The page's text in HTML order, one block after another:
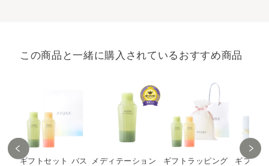
この商品と一緒に購入されているおすすめ商品
ギフトセット バス
メディテーション
ギフトラッピング
ギフト